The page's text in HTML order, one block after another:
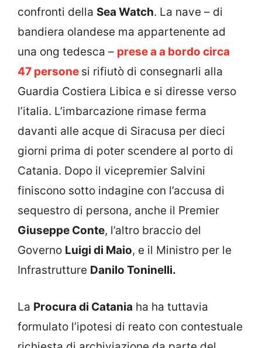
confronti della Sea Watch. La nave – di
bandiera olandese ma appartenente ad
una ong tedesca – prese a a bordo circa
47 persone si rifiutò di consegnarli alla
Guardia Costiera Libica e si diresse verso
l’italia. L’imbarcazione rimase ferma
davanti alle acque di Siracusa per dieci
giorni prima di poter scendere al porto di
Catania. Dopo il vicepremier Salvini
finiscono sotto indagine con l’accusa di
sequestro di persona, anche il Premier
Giuseppe Conte, l’altro braccio del
Governo Luigi di Maio, e il Ministro per le
Infrastrutture Danilo Toninelli.
La Procura di Catania ha ha tuttavia
formulato l’ipotesi di reato con contestuale